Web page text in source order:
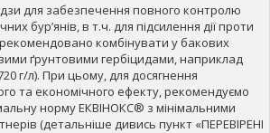
для забезпечення повного контролю
бур’янів, в т.ч. для підсилення дії проти
комбінувати у бакових
ґрунтовими гербіцидами, наприклад
г/л). При цьому, для досягнення
та економічного ефекту, рекомендуємо
норму ЕКВІНОКС® з мінімальними
(детальніше дивись пункт «ПЕРЕВІРЕНІ